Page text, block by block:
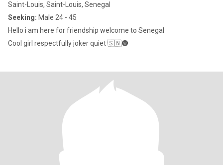
Saint-Louis, Saint-Louis, Senegal
Seeking: Male 24 - 45
Hello i am here for friendship welcome to Senegal
Cool girl respectfully joker quiet 🇸🇳🌚